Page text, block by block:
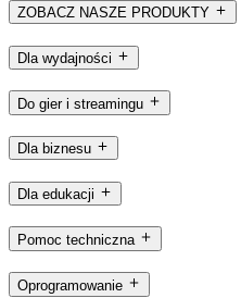
ZOBACZ NASZE PRODUKTY
Dla wydajności
Do gier i streamingu
Dla biznesu
Dla edukacji
Pomoc techniczna
Oprogramowanie